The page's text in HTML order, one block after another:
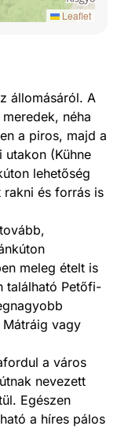
Leaflet
állomásáról. A
néha
a piros, majd a
utakon (Kühne
lehetőség
rakni és forrás is
meleg ételt is
található Petőfi-
vagy
a város
nevezett
Egészen
a híres pálos